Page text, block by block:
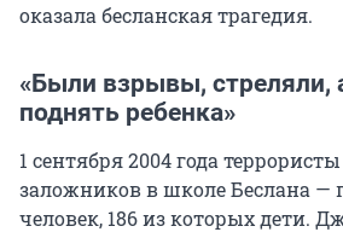
оказала бесланская трагедия.
«Были взрывы, стреляли,
поднять ребенка»
1 сентября 2004 года
заложников в школе Беслана —
человек, 186 из которых дети.